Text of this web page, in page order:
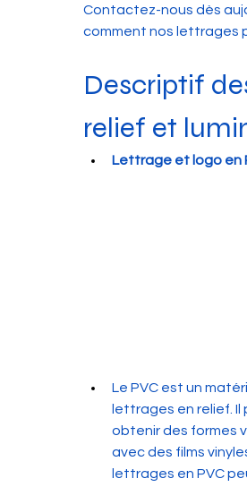
Contactez-nous dès
comment nos lettrages
Descriptif
relief et
Lettrage et logo en
Le PVC est un
lettrages en relief.
obtenir des formes
avec des films
lettrages en PVC